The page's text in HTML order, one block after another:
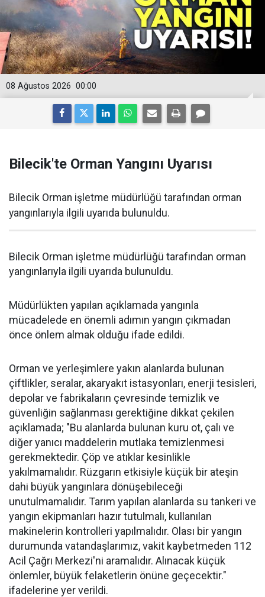
00:00
08 Ağustos 2026
Bilecik'te Orman Yangını Uyarısı
Bilecik Orman işletme müdürlüğü tarafından orman
yangınlarıyla ilgili uyarıda bulunuldu.
Bilecik Orman işletme müdürlüğü tarafından orman
yangınlarıyla ilgili uyarıda bulunuldu.
Müdürlükten yapılan açıklamada yangınla
mücadelede en önemli adımın yangın çıkmadan
önce önlem almak olduğu ifade edildi.
Orman ve yerleşimlere yakın alanlarda bulunan
çiftlikler, seralar, akaryakıt istasyonları, enerji tesisleri,
depolar ve fabrikaların çevresinde temizlik ve
güvenliğin sağlanması gerektiğine dikkat çekilen
açıklamada; "Bu alanlarda bulunan kuru ot, çalı ve
diğer yanıcı maddelerin mutlaka temizlenmesi
gerekmektedir. Çöp ve atıklar kesinlikle
yakılmamalıdır. Rüzgarın etkisiyle küçük bir ateşin
dahi büyük yangınlara dönüşebileceği
unutulmamalıdır. Tarım yapılan alanlarda su tankeri ve
yangın ekipmanları hazır tutulmalı, kullanılan
makinelerin kontrolleri yapılmalıdır. Olası bir yangın
durumunda vatandaşlarımız, vakit kaybetmeden 112
Acil Çağrı Merkezi'ni aramalıdır. Alınacak küçük
önlemler, büyük felaketlerin önüne geçecektir."
ifadelerine yer verildi.